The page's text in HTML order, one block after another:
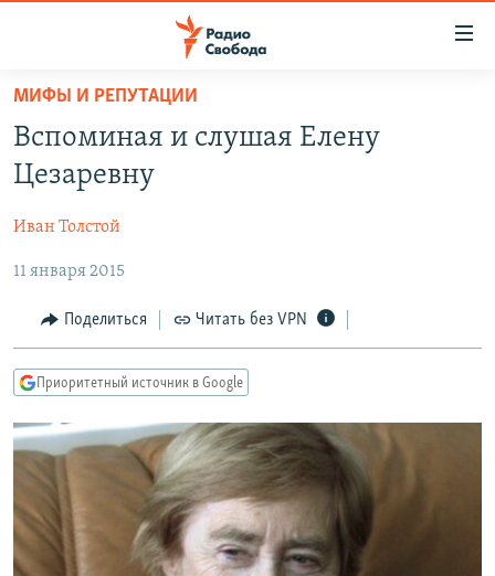
упрощенного
доступа
Вернуться
основному
Вернутся
главной
навигации
Вернутся
поиску
АВТОРСКИЕ ПРОЕКТЫ
ЦИТАТЫ СВОБОДЫ
МНЕНИЯ
КУЛЬТУРА
IDEL.РЕАЛИИ
КАВКАЗ.РЕАЛИИ
СЕВЕР.РЕАЛИИ
СИБИРЬ.РЕАЛИИ
РАСПИСАНИЕ ВЕЩАНИЯ
ПОДПИШИТЕСЬ НА РАССЫЛКУ
МИФЫ И РЕПУТАЦИИ
Вспоминая и слушая Елену
Цезаревну
Иван Толстой
11 января 2015
Поделиться Читать без VPN
Приоритетный источник в Google